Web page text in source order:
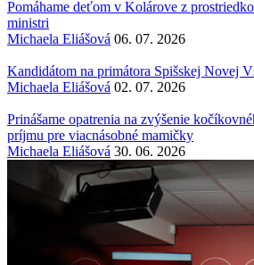
Pomáhame deťom v Kolárove z
ministri
Michaela Eliášová 06. 07. 2026
Kandidátom na primátora Spišskej Novej
Michaela Eliášová 02. 07. 2026
Prinášame opatrenia na zvýšenie
príjmu pre viacnásobné mamičky
Michaela Eliášová 30. 06. 2026